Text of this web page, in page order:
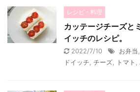
レシピ・料理
カッテージチーズと
イッチのレシピ。
2022/7/10 お弁当
ドイッチ チーズ トマト